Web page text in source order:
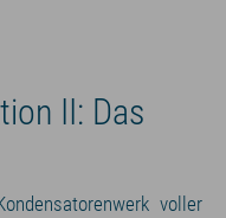
II: Das
voller